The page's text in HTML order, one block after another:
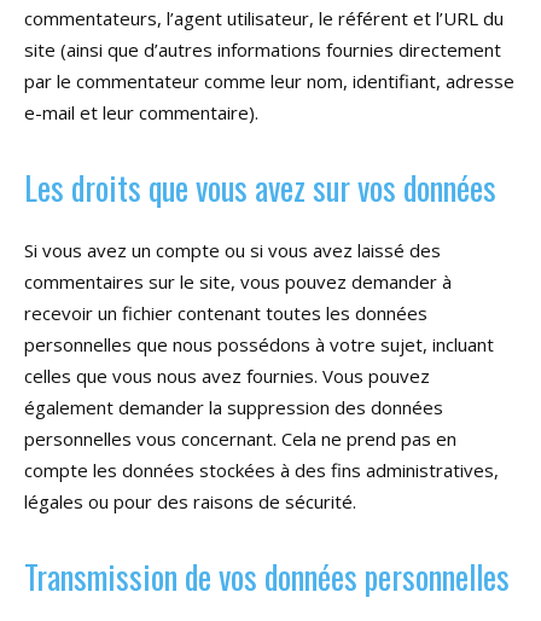
commentateurs, l’agent utilisateur, le référent et l’URL du
site (ainsi que d’autres informations fournies directement
par le commentateur comme leur nom, identifiant, adresse
e-mail et leur commentaire).
Les droits que vous avez sur vos données
Si vous avez un compte ou si vous avez laissé des
commentaires sur le site, vous pouvez demander à
recevoir un fichier contenant toutes les données
personnelles que nous possédons à votre sujet, incluant
celles que vous nous avez fournies. Vous pouvez
également demander la suppression des données
personnelles vous concernant. Cela ne prend pas en
compte les données stockées à des fins administratives,
légales ou pour des raisons de sécurité.
Transmission de vos données personnelles